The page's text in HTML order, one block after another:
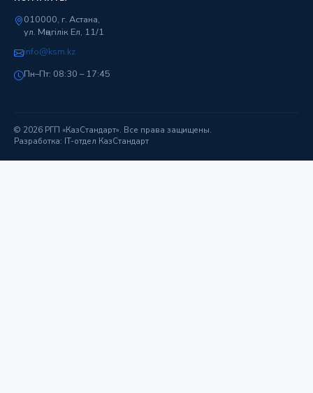
010000, г. Астана,
ул. Мәңгілік Ел, 11/1
info@ksm.kz
Пн–Пт: 08:30 – 17:45
© 2026 РГП «КазСтандарт». Все права защищены.
Разработка: IT-отдел КазСтандарт